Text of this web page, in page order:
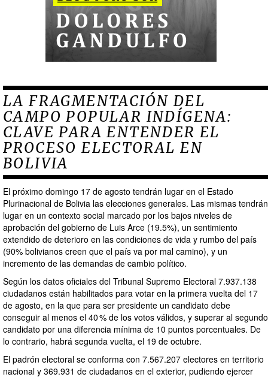
LA FRAGMENTACIÓN DEL
CAMPO POPULAR INDÍGENA:
CLAVE PARA ENTENDER EL
PROCESO ELECTORAL EN
BOLIVIA
El próximo domingo 17 de agosto tendrán lugar en el Estado
Plurinacional de Bolivia las elecciones generales. Las mismas tendrán
lugar en un contexto social marcado por los bajos niveles de
aprobación del gobierno de Luis Arce (19.5%), un sentimiento
extendido de deterioro en las condiciones de vida y rumbo del país
(90% bolivianos creen que el país va por mal camino), y un
incremento de las demandas de cambio político.
Según los datos oficiales del Tribunal Supremo Electoral 7.937.138
ciudadanos están habilitados para votar en la primera vuelta del 17
de agosto, en la que para ser presidente un candidato debe
conseguir al menos el 40 % de los votos válidos, y superar al segundo
candidato por una diferencia mínima de 10 puntos porcentuales. De
lo contrario, habrá segunda vuelta, el 19 de octubre.
El padrón electoral se conforma con 7.567.207 electores en territorio
nacional y 369.931 de ciudadanos en el exterior, pudiendo ejercer